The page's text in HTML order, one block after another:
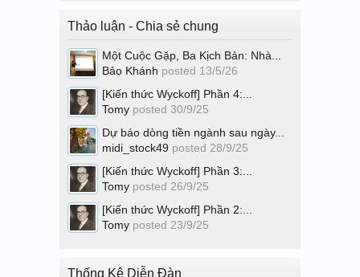
Thảo luận - Chia sẻ chung
Một Cuộc Gặp, Ba Kịch Bản: Nhà...
Bảo Khánh posted 13/5/26
[Kiến thức Wyckoff] Phần 4:...
Tomy posted 30/9/25
Dự báo dòng tiền ngành sau ngày...
midi_stock49 posted 28/9/25
[Kiến thức Wyckoff] Phần 3:...
Tomy posted 26/9/25
[Kiến thức Wyckoff] Phần 2:...
Tomy posted 23/9/25
Thống Kê Diễn Đàn